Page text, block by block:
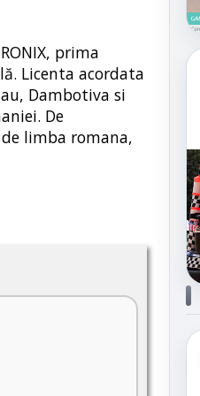
prima
Licenta acordata
Dambotiva si
De
limba romana,